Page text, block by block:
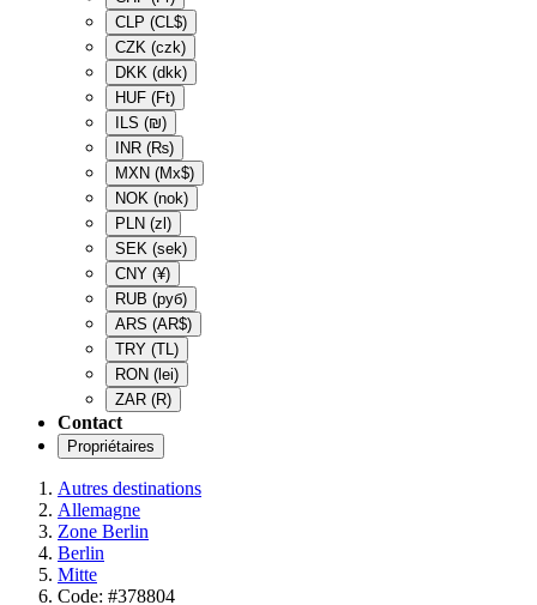
CLP (CL$)
CZK (czk)
DKK (dkk)
HUF (Ft)
ILS (₪)
INR (₨)
MXN (Mx$)
NOK (nok)
PLN (zl)
SEK (sek)
CNY (¥)
RUB (руб)
ARS (AR$)
TRY (TL)
RON (lei)
ZAR (R)
Contact
Propriétaires
Autres destinations
Allemagne
Zone Berlin
Berlin
Mitte
Code: #378804